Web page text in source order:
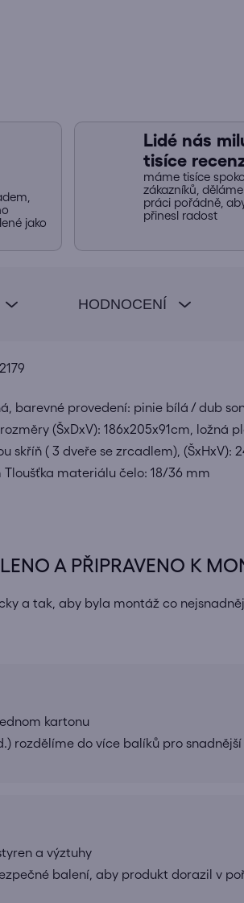
jako
Lidé nás
tisíce
máme tisíce
zákazníků,
práci pořádně,
přinesl radost
HODNOCENÍ
barevné provedení: pinie bílá / dub
(ŠxDxV): 186x205x91cm, ložná
( 3 dveře se zrcadlem), (ŠxHxV):
Tloušťka materiálu čelo: 18/36 mm
A PŘIPRAVENO K
a tak, aby byla montáž co
kartonu
rozdělíme do více balíků pro
a výztuhy
balení, aby produkt dorazil v